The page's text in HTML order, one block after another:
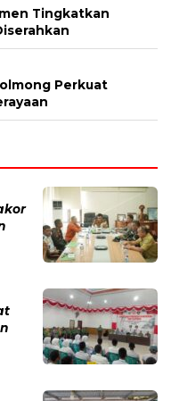
Tingkatkan
Perkuat